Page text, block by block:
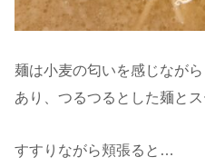
麺は小麦の匂いを感じなが
あり、つるつるとした麺とス
すすりながら頬張ると…